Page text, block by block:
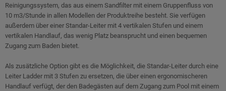
Reinigungssystem, das aus einem Sandfilter mit einem Gruppenfluss von
10 m3/Stunde in allen Modellen der Produktreihe besteht. Sie verfügen
außerdem über einer Standar-Leiter mit 4 vertikalen Stufen und einem
vertikalen Handlauf, das wenig Platz beansprucht und einen bequemen
Zugang zum Baden bietet.
Als zusätzliche Option gibt es die Möglichkeit, die Standar-Leiter durch eine
Leiter Ladder mit 3 Stufen zu ersetzen, die über einen ergonomischeren
Handlauf verfügt, der den Badegästen auf dem Zugang zum Pool mit einem